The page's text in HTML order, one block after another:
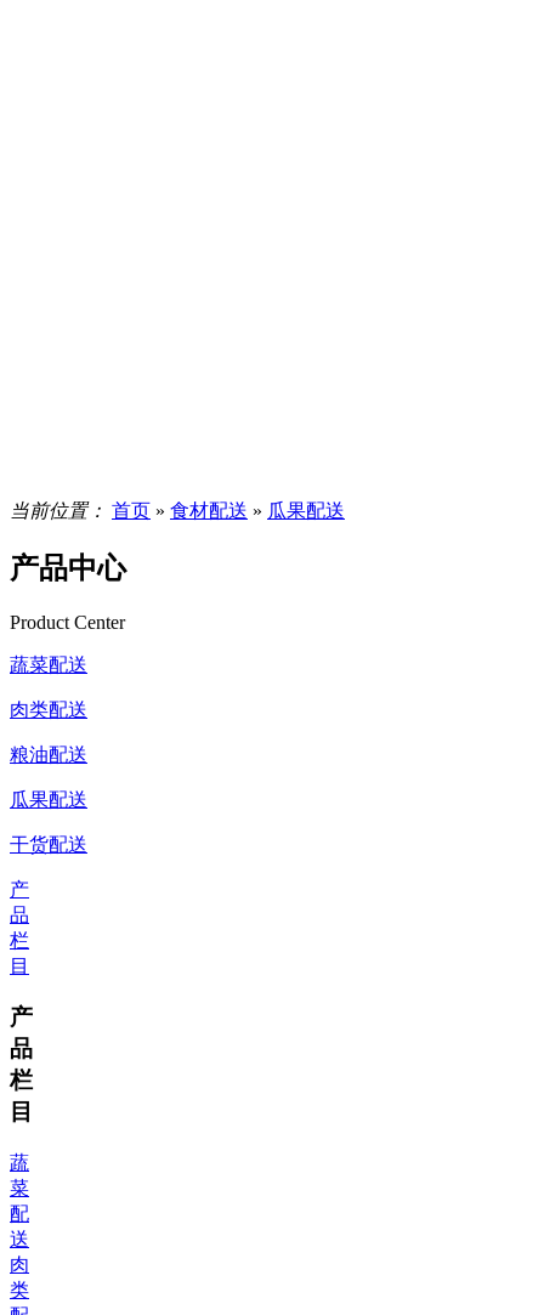
当前位置： 首页 » 食材配送 » 瓜果配送
产品中心
Product Center
蔬菜配送
肉类配送
粮油配送
瓜果配送
干货配送
产
品
栏
目
产
品
栏
目
蔬
菜
配
送
肉
类